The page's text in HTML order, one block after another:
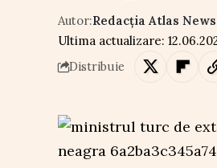
Ultima actualizare:
Autor:Redacția Atlas News
Distribuie